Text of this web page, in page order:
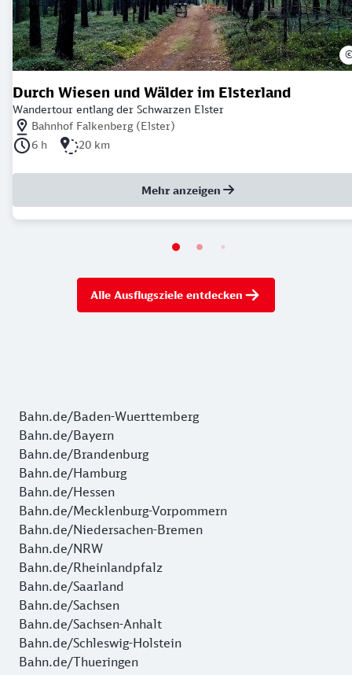
Durch Wiesen und Wälder im Elsterland
Wandertour entlang der Schwarzen Elster
Nächstgelegener Bahnhof: Bahnhof Falkenberg (Elster)
Bahnhof Falkenberg (Elster)
Dauer der Tour: 6 Stunden
6 h Länge der Tour: 20 Kilometer
20 km
Mehr anzeigen
Alle Ausflugsziele entdecken
Bahn.de/Baden-Wuerttemberg
Bahn.de/Bayern
Bahn.de/Brandenburg
Bahn.de/Hamburg
Bahn.de/Hessen
Bahn.de/Mecklenburg-Vorpommern
Bahn.de/Niedersachen-Bremen
Bahn.de/NRW
Bahn.de/Rheinlandpfalz
Bahn.de/Saarland
Bahn.de/Sachsen
Bahn.de/Sachsen-Anhalt
Bahn.de/Schleswig-Holstein
Bahn.de/Thueringen